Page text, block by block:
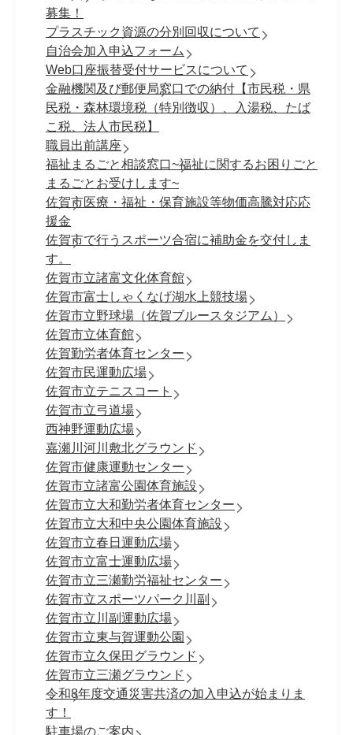
募集！
プラスチック資源の分別回収について
自治会加入申込フォーム
Web口座振替受付サービスについて
金融機関及び郵便局窓口での納付【市民税・県
民税・森林環境税（特別徴収）、入湯税、たば
こ税、法人市民税】
職員出前講座
福祉まるごと相談窓口~福祉に関するお困りごと
まるごとお受けします~
佐賀市医療・福祉・保育施設等物価高騰対応応
援金
佐賀市で行うスポーツ合宿に補助金を交付しま
す。
佐賀市立諸富文化体育館
佐賀市富士しゃくなげ湖水上競技場
佐賀市立野球場（佐賀ブルースタジアム）
佐賀市立体育館
佐賀勤労者体育センター
佐賀市民運動広場
佐賀市立テニスコート
佐賀市立弓道場
西神野運動広場
嘉瀬川河川敷北グラウンド
佐賀市健康運動センター
佐賀市立諸富公園体育施設
佐賀市立大和勤労者体育センター
佐賀市立大和中央公園体育施設
佐賀市立春日運動広場
佐賀市立富士運動広場
佐賀市立三瀬勤労福祉センター
佐賀市立スポーツパーク川副
佐賀市立川副運動広場
佐賀市立東与賀運動公園
佐賀市立久保田グラウンド
佐賀市立三瀬グラウンド
令和8年度交通災害共済の加入申込が始まりま
す！
駐車場のご案内